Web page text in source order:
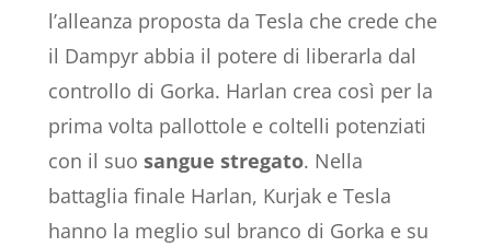
l’alleanza proposta da Tesla che crede che
il Dampyr abbia il potere di liberarla dal
controllo di Gorka. Harlan crea così per la
prima volta pallottole e coltelli potenziati
con il suo sangue stregato. Nella
battaglia finale Harlan, Kurjak e Tesla
hanno la meglio sul branco di Gorka e su